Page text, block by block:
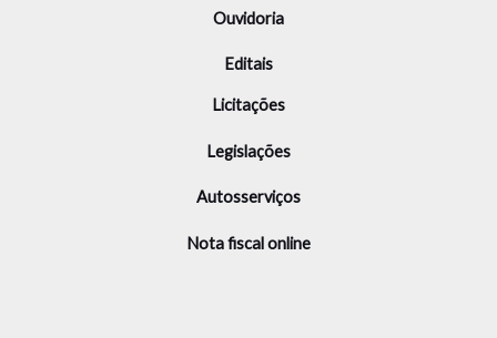
Ouvidoria
Editais
Licitações
Legislações
Autosserviços
Nota fiscal online